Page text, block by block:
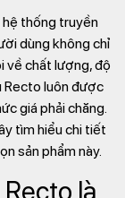
thống truyền
dùng không chỉ
về chất lượng, độ
Recto luôn được
giá phải chăng.
tìm hiểu chi tiết
sản phẩm này.
là